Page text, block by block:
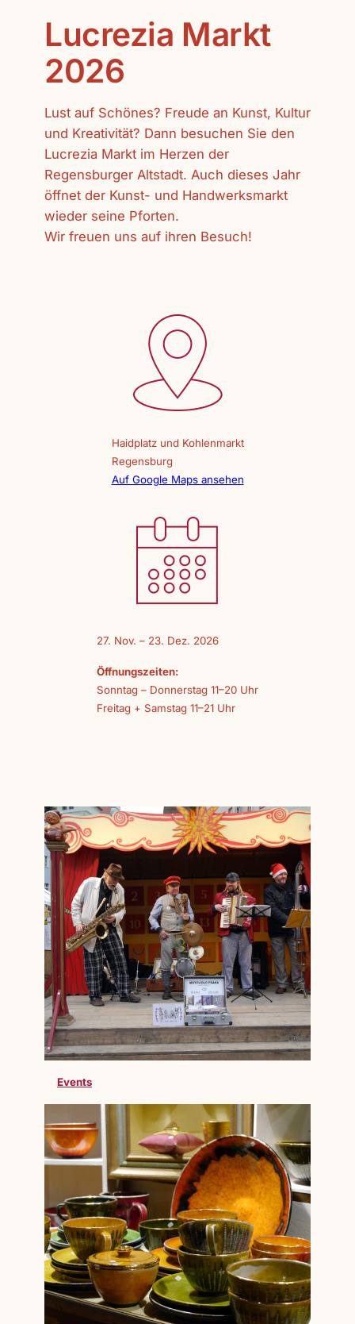
Lucrezia Markt
2026
Lust auf Schönes? Freude an Kunst, Kultur
und Kreativität? Dann besuchen Sie den
Lucrezia Markt im Herzen der
Regensburger Altstadt. Auch dieses Jahr
öffnet der Kunst- und Handwerksmarkt
wieder seine Pforten.
Wir freuen uns auf ihren Besuch!
Haidplatz und Kohlenmarkt
Regensburg
Auf Google Maps ansehen
27. Nov. – 23. Dez. 2026
Öffnungszeiten:
Sonntag – Donnerstag 11–20 Uhr
Freitag + Samstag 11–21 Uhr
Events